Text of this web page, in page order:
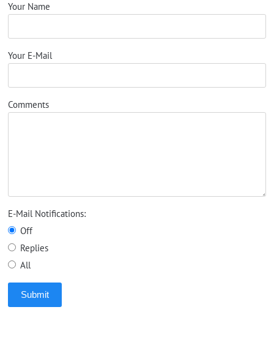
Your Name
Your E-Mail
Comments
E-Mail Notifications:
Off
Replies
All
Submit